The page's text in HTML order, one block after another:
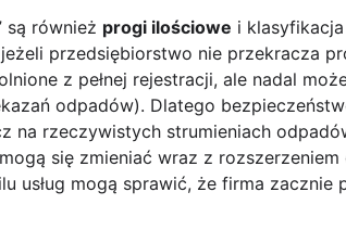
są również progi ilościowe i
przedsiębiorstwo nie przekracza
z pełnej rejestracji, ale nadal
odpadów). Dlatego
na rzeczywistych strumieniach
się zmieniać wraz z
usług mogą sprawić, że firma zacznie